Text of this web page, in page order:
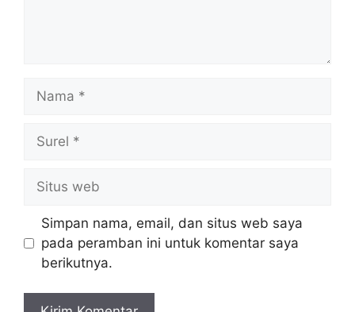
web
Simpan nama, email, dan situs web saya
pada peramban ini untuk komentar saya
berikutnya.